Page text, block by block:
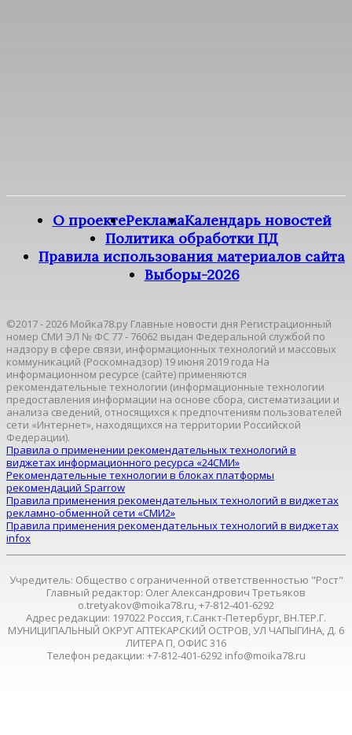
О проектеРекламаКалендарь новостей
Политика обработки ПД
Правила использования материалов сайта
Выборы-2026
©2017 - 2026 Мойка78.ру Главные новости дня Регистрационный
номер СМИ ЭЛ № ФС 77 - 76062 выдан Федеральной службой по
надзору в сфере связи, информационных технологий и массовых
коммуникаций (Роскомнадзор) 19 июня 2019 года На
информационном ресурсе (сайте) применяются
рекомендательные технологии (информационные технологии
предоставления информации на основе сбора, систематизации и
анализа сведений, относящихся к предпочтениям пользователей
сети «Интернет», находящихся на территории Российской
Федерации).
Правила о применении рекомендательных технологий в
виджетах информационного ресурса «24СМИ»
Рекомендательные технологии в блоках платформы
рекомендаций Sparrow
Правила применения рекомендательных технологий в виджетах
рекламно-обменной сети «СМИ2»
Правила применения рекомендательных технологий в виджетах
infox
Учредитель: Общество с ограниченной ответственностью "Рост"
Главный редактор: Олег Александрович Третьяков
o.tretyakov@moika78.ru, +7-812-401-6292
Адрес редакции: 197022 Россия, г.Санкт-Петербург, ВН.ТЕР.Г.
МУНИЦИПАЛЬНЫЙ ОКРУГ АПТЕКАРСКИЙ ОСТРОВ, УЛ ЧАПЫГИНА, Д. 6
ЛИТЕРА П, ОФИС 316
Телефон редакции: +7-812-401-6292 info@moika78.ru